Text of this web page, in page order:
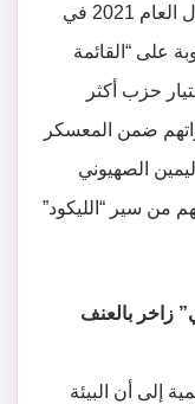
وأوضح أن دخول ائتلاف بينيت- لابيد خلال العام 2021 في
على “القائمة
حزب أكثر
ضمن المعسكر
الصهيوني
من سير “الليكود”
زاخر بالعنف
إلى أن البيئة